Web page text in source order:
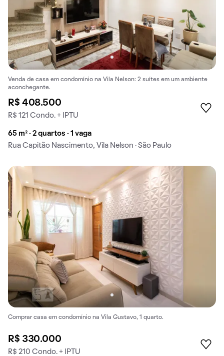
Venda de casa em condomínio na Vila Nelson: 2 suítes em um ambiente
aconchegante.
R$ 408.500
R$ 121 Condo. + IPTU
65 m² · 2 quartos · 1 vaga
Rua Capitão Nascimento, Vila Nelson · São Paulo
Comprar casa em condomínio na Vila Gustavo, 1 quarto.
R$ 330.000
R$ 210 Condo. + IPTU